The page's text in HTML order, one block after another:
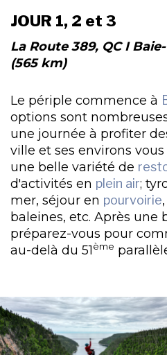
JOUR 1, 2 et 3
La Route 389, QC I
(565 km)
Le périple commence à
options sont
une journée à profiter
ville et ses environs
une belle variété de
d'activités en plein air;
mer, séjour en pourvoirie
baleines, etc. Après une
préparez-vous pour
au-delà du 51ème